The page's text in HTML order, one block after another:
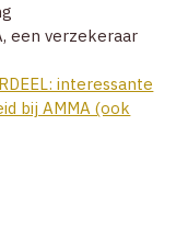
een verzekeraar
interessante
bij AMMA (ook